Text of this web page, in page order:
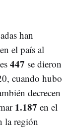
han
en el país al
447 se dieron
cuando hubo
decrecen
1.187 en el
la región